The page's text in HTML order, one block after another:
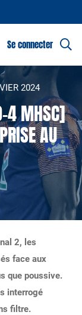
Se connecter
2024
4 MHSC]
AU
2, les
face aux
que poussive.
interrogé
filtre.